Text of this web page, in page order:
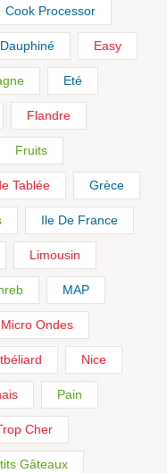
Cook Processor
Dauphiné Easy
Eté
Flandre
Fruits
Tablée Grèce
Ile De France
Limousin
MAP
Micro Ondes
Nice
Pain
Cher
Gâteaux